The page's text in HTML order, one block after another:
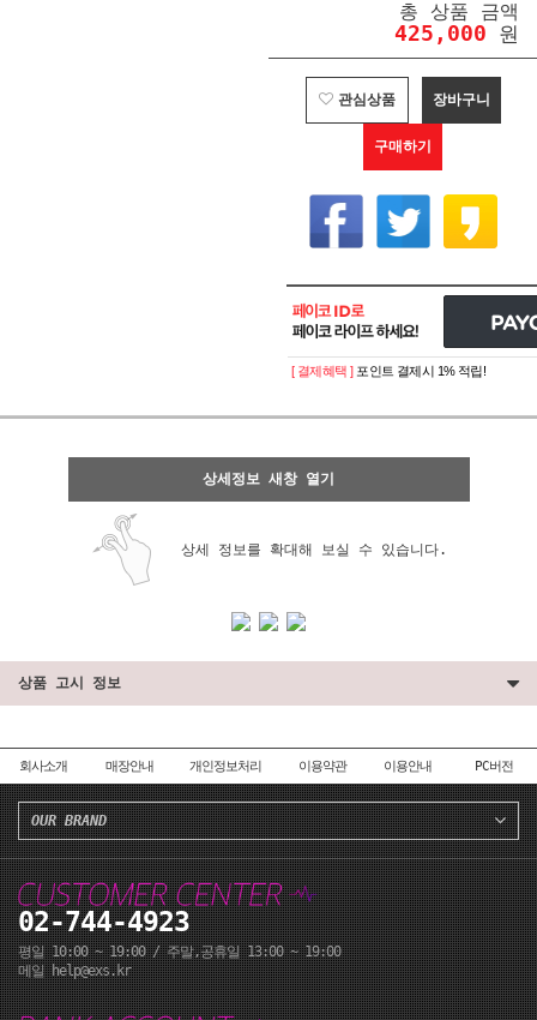
총 상품 금액
425,000 원
관심상품 장바구니
구매하기
페이코 ID로 페이코
[ 결제혜택 ] 포인트 결제시 1% 적립!
상세정보 새창 열기
상세 정보를 확대해 보실 수 있습니다.
상품 고시 정보
회사소개 매장안내 개인정보처리 이용약관 이용안내 PC버전
OUR BRAND
02-744-4923
평일 10:00 ~ 19:00 / 주말,공휴일 13:00 ~ 19:00
메일 help@exs.kr